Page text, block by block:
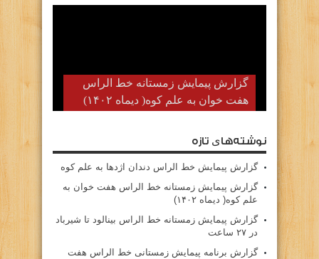
گزارش پیمایش زمستانه خط الراس
هفت خوان به علم کوه( دیماه ۱۴۰۲)
نوشته‌های تازه
گزارش پیمایش خط الراس دندان اژدها به علم کوه
گزارش پیمایش زمستانه خط الراس هفت خوان به
علم کوه( دیماه ۱۴۰۲)
گزارش پیمایش زمستانه خط الراس بینالود تا شیرباد
در ۲۷ ساعت
گزارش برنامه پیمایش زمستانی خط الراس هفت